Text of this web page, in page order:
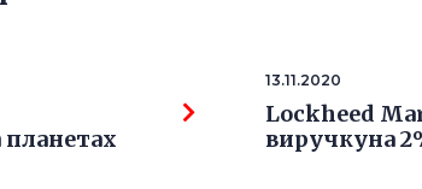
13.11.2020
Lockheed
виручкуна